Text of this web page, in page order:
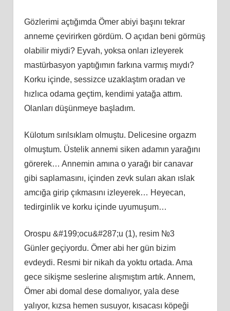
Gözlerimi açtığımda Ömer abiyi başını tekrar
anneme çevirirken gördüm. O açıdan beni görmüş
olabilir miydi? Eyvah, yoksa onları izleyerek
mastürbasyon yaptığımın farkına varmış mıydı?
Korku içinde, sessizce uzaklaştım oradan ve
hızlıca odama geçtim, kendimi yatağa attım.
Olanları düşünmeye başladım.
Külotum sırılsıklam olmuştu. Delicesine orgazm
olmuştum. Üstelik annemi siken adamın yarağını
görerek… Annemin amına o yarağı bir canavar
gibi saplamasını, içinden zevk suları akan ıslak
amcığa girip çıkmasını izleyerek… Heyecan,
tedirginlik ve korku içinde uyumuşum…
Orospu &#199;ocu&#287;u (1), resim №3
Günler geçiyordu. Ömer abi her gün bizim
evdeydi. Resmi bir nikah da yoktu ortada. Ama
gece sikişme seslerine alışmıştım artık. Annem,
Ömer abi domal dese domalıyor, yala dese
yalıyor, kızsa hemen susuyor, kısacası köpeği